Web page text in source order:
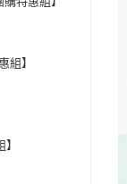
組】